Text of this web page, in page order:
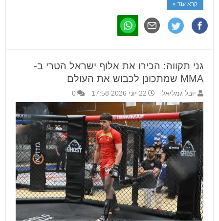
קרא עוד »
גני תקווה: הכירו את אלוף ישראל הטרי ב-
MMA שמתכונן לכבוש את העולם
יובל גמליאל 22 יוני 2026 17:58 0